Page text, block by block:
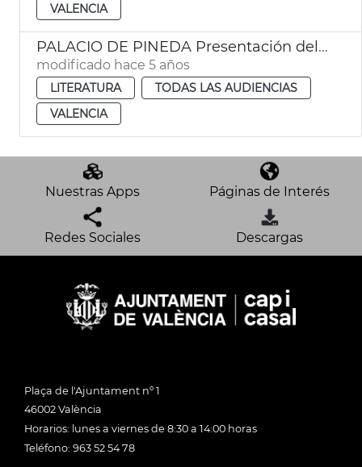
VALENCIA
PALACIO DE PINEDA Presentación del libro "La lluvia en el muro" de Vicent Ros
modificado hace 5 años
LITERATURA
TODAS LAS AUDIENCIAS
VALENCIA
Nuestras Apps Páginas de Interés
Redes Sociales Descargas
Plaça de l'Ajuntament nº 1
46002 València
Horarios: lunes a viernes de 8:30 a 14:00 horas
Teléfono: 963 52 54 78